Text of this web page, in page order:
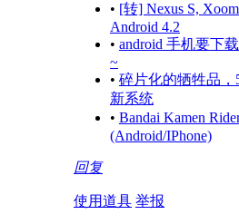
• [转] Nexus S,
Android 4.2
• android 手机要下
~
• 碎片化的牺牲品，
新系统
• Bandai Kamen
(Android/IPhone)
回复
使用道具 举报